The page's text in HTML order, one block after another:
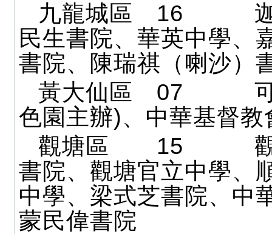
九龍城區 16 迦
民生書院、華英中學、
書院、陳瑞祺（喇沙）
黃大仙區 07 可
色園主辦)、中華基督教
觀塘區 15 觀
書院、觀塘官立中學、
中學、梁式芝書院、中
蒙民偉書院